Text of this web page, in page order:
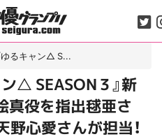
ゆるキャン△ S...
△ SEASON３』新
真役を指出毬亜さ
野心愛さんが担当！